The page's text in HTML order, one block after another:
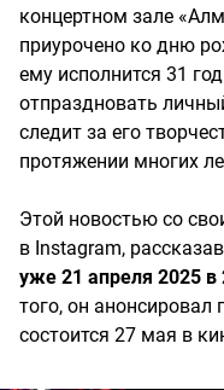
концертном зале
приурочено ко дню
ему исполнится 31
отпраздновать
следит за его
протяжении многих
Этой новостью со
в Instagram,
уже 21 апреля 2025 в
того, он анонсировал
состоится 27 мая в